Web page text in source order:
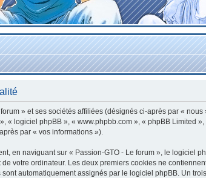
» et ses sociétés affiliées (désignés ci-après par «
« logiciel phpBB », « www.phpbb.com », « phpBB Limited
par « vos informations »).
en naviguant sur « Passion-GTO - Le forum », le logiciel
votre ordinateur. Les deux premiers cookies ne
automatiquement assignés par le logiciel phpBB. Un